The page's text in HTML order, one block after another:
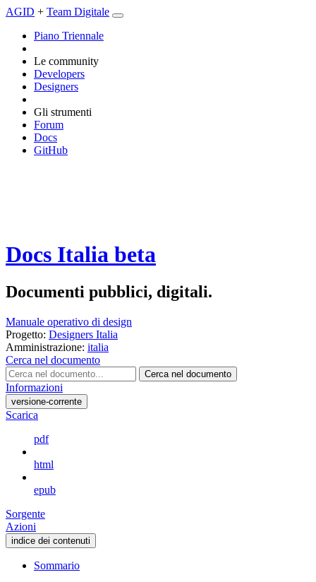
AGID + Team Digitale
Piano Triennale
Le community
Developers
Designers
Gli strumenti
Forum
Docs
GitHub
Docs Italia beta
Documenti pubblici, digitali.
Manuale operativo di design
Progetto: Designers Italia
Amministrazione: italia
Cerca nel documento
Cerca nel documento
Informazioni
versione-corrente
Scarica
pdf
html
epub
Sorgente
Azioni
indice dei contenuti
Sommario